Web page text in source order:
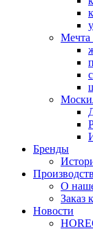
Мечта
Бренды
О
Заказ
Новости